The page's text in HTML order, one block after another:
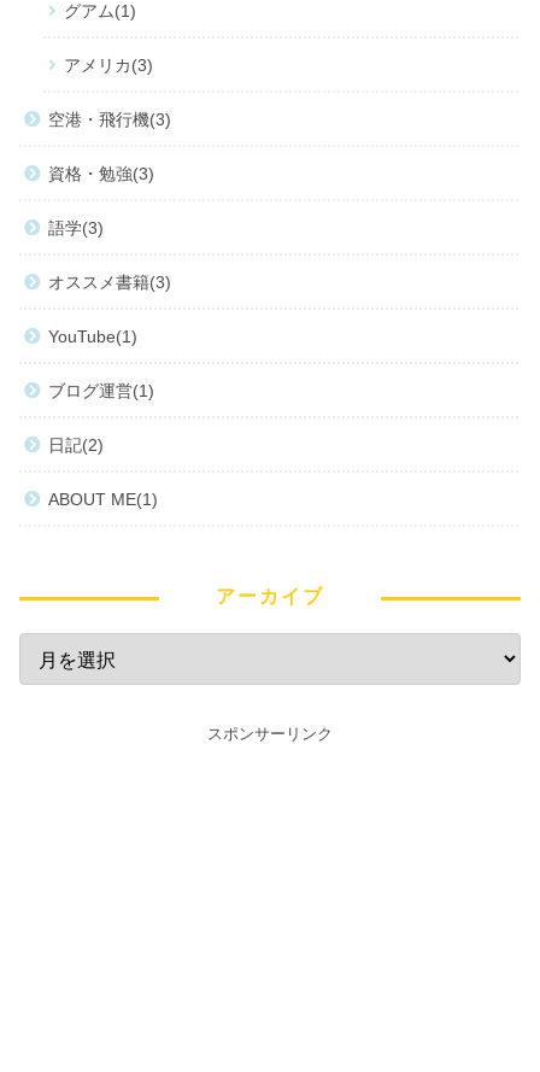
グアム 1
アメリカ 3
空港・飛行機 3
資格・勉強 3
語学 3
オススメ書籍 3
YouTube 1
ブログ運営 1
日記 2
ABOUT ME 1
アーカイブ
スポンサーリンク